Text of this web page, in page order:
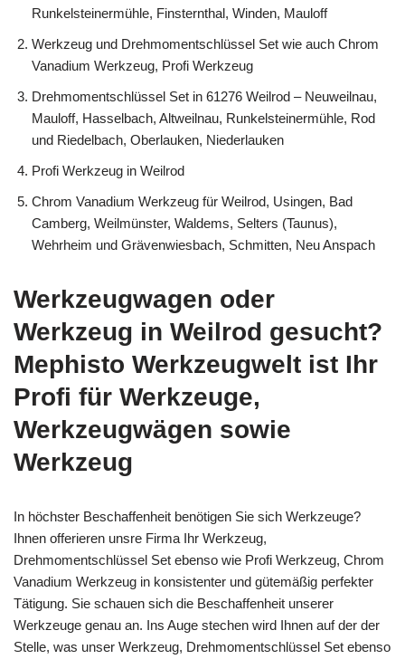
Runkelsteinermühle, Finsternthal, Winden, Mauloff
Werkzeug und Drehmomentschlüssel Set wie auch Chrom
Vanadium Werkzeug, Profi Werkzeug
Drehmomentschlüssel Set in 61276 Weilrod – Neuweilnau,
Mauloff, Hasselbach, Altweilnau, Runkelsteinermühle, Rod
und Riedelbach, Oberlauken, Niederlauken
Profi Werkzeug in Weilrod
Chrom Vanadium Werkzeug für Weilrod, Usingen, Bad
Camberg, Weilmünster, Waldems, Selters (Taunus),
Wehrheim und Grävenwiesbach, Schmitten, Neu Anspach
Werkzeugwagen oder
Werkzeug in Weilrod gesucht?
Mephisto Werkzeugwelt ist Ihr
Profi für Werkzeuge,
Werkzeugwägen sowie
Werkzeug
In höchster Beschaffenheit benötigen Sie sich Werkzeuge?
Ihnen offerieren unsre Firma Ihr Werkzeug,
Drehmomentschlüssel Set ebenso wie Profi Werkzeug, Chrom
Vanadium Werkzeug in konsistenter und gütemäßig perfekter
Tätigung. Sie schauen sich die Beschaffenheit unserer
Werkzeuge genau an. Ins Auge stechen wird Ihnen auf der der
Stelle, was unser Werkzeug, Drehmomentschlüssel Set ebenso